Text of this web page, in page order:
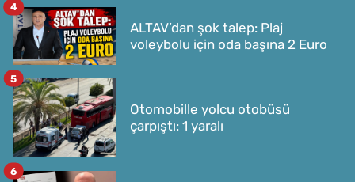
ALTAV’dan şok talep: Plaj
voleybolu için oda başına 2 Euro
4
Otomobille yolcu otobüsü
çarpıştı: 1 yaralı
5
6